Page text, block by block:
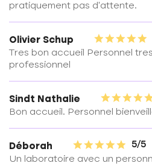
pratiquement pas d'attente.
Olivier Schup
Tres bon accueil Personnel
professionnel
Sindt Nathalie
Bon accueil. Personnel
Déborah
5/5
Un laboratoire avec un